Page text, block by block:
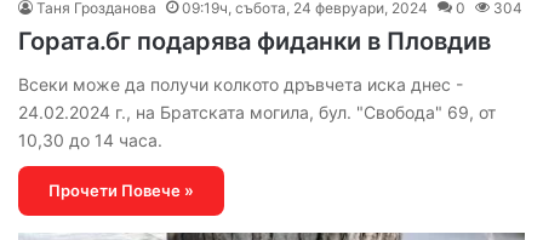
Таня Грозданова 09:19ч, събота, 24 февруари, 2024 0 304
Гората.бг подарява фиданки в Пловдив
Всеки може да получи колкото дръвчета иска днес -
24.02.2024 г., на Братската могила, бул. "Свобода" 69, от
10,30 до 14 часа.
Прочети Повече »